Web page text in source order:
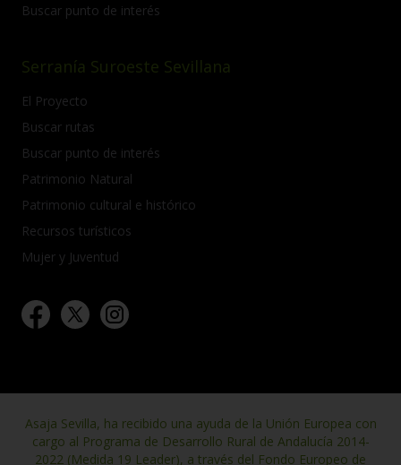
Buscar punto de interés
Serranía Suroeste Sevillana
El Proyecto
Buscar rutas
Buscar punto de interés
Patrimonio Natural
Patrimonio cultural e histórico
Recursos turísticos
Mujer y Juventud
Asaja Sevilla, ha recibido una ayuda de la Unión Europea con
cargo al Programa de Desarrollo Rural de Andalucía 2014-
2022 (Medida 19 Leader), a través del Fondo Europeo de